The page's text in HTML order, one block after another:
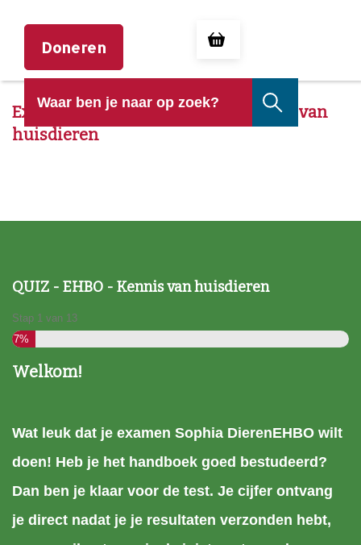
Doneren
Examen Sophia DierenEHBO: Kennis van
huisdieren
QUIZ - EHBO - Kennis van huisdieren
Stap 1 van 13
7%
Welkom!
Wat leuk dat je examen Sophia DierenEHBO wilt
doen! Heb je het handboek goed bestudeerd?
Dan ben je klaar voor de test. Je cijfer ontvang
je direct nadat je je resultaten verzonden hebt,